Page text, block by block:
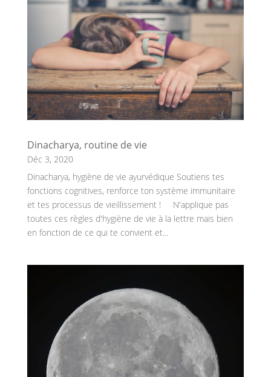
Dinacharya, routine de vie
Déc 3, 2020
Dinacharya, hygiène de vie ayurvédique Soutiens tes
fonctions cognitives, renforce ton système immunitaire
et tes processus de vieillissement ! N'applique pas
toutes ces règles d'hygiène de vie à la lettre mais bien
en fonction de ce qui te convient et...